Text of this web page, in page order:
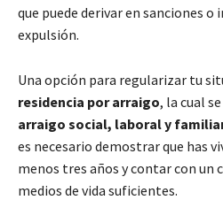
que puede derivar en sanciones o
expulsión.
Una opción para regularizar tu
residencia por arraigo, la cual
arraigo social, laboral y
es necesario demostrar que has
menos tres años y contar con
medios de vida suficientes.